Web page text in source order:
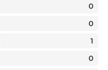
0
0
1
0